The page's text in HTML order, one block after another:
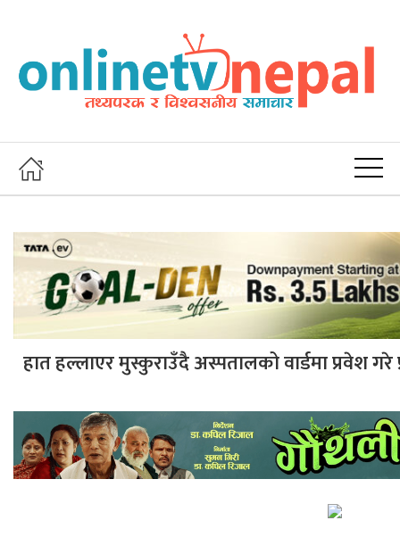
हात हल्लाएर मुस्कुराउँदै अस्पतालको वार्डमा प्रवेश गरे